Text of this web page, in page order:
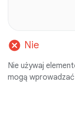
cancel Nie
Nie używaj
mogą